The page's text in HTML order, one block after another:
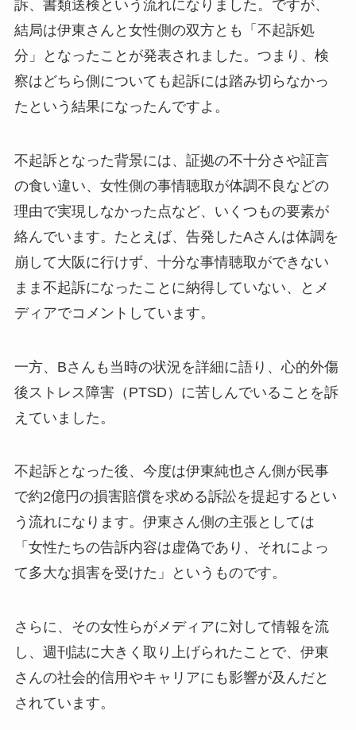
訴、書類送検という流れになりました。ですが、
結局は伊東さんと女性側の双方とも「不起訴処
分」となったことが発表されました。つまり、検
察はどちら側についても起訴には踏み切らなかっ
たという結果になったんですよ。
不起訴となった背景には、証拠の不十分さや証言
の食い違い、女性側の事情聴取が体調不良などの
理由で実現しなかった点など、いくつもの要素が
絡んでいます。たとえば、告発したAさんは体調を
崩して大阪に行けず、十分な事情聴取ができない
まま不起訴になったことに納得していない、とメ
ディアでコメントしています。
一方、Bさんも当時の状況を詳細に語り、心的外傷
後ストレス障害（PTSD）に苦しんでいることを訴
えていました。
不起訴となった後、今度は伊東純也さん側が民事
で約2億円の損害賠償を求める訴訟を提起するとい
う流れになります。伊東さん側の主張としては
「女性たちの告訴内容は虚偽であり、それによっ
て多大な損害を受けた」というものです。
さらに、その女性らがメディアに対して情報を流
し、週刊誌に大きく取り上げられたことで、伊東
さんの社会的信用やキャリアにも影響が及んだと
されています。